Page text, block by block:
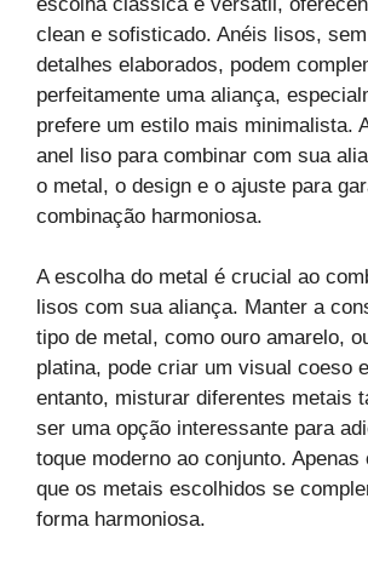
clean e sofisticado. Anéis lisos,
detalhes elaborados, podem
perfeitamente uma aliança,
prefere um estilo mais minimalista.
anel liso para combinar com sua
o metal, o design e o ajuste para
combinação harmoniosa.
A escolha do metal é crucial ao
lisos com sua aliança. Manter a
tipo de metal, como ouro amarelo,
platina, pode criar um visual coeso
entanto, misturar diferentes metais
ser uma opção interessante para
toque moderno ao conjunto.
que os metais escolhidos se
forma harmoniosa.